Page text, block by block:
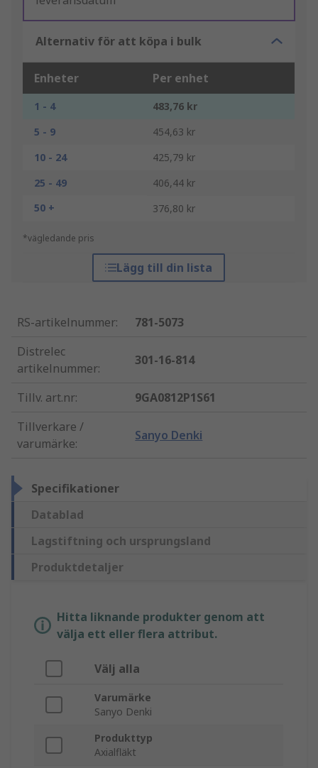
Alternativ för att köpa i bulk
Enheter Per enhet
1 - 4
483,76 kr
5 - 9
454,63 kr
10 - 24
425,79 kr
25 - 49
406,44 kr
50 +
376,80 kr
*vägledande pris
Lägg till din lista
RS-artikelnummer:
781-5073
Distrelec
artikelnummer:
301-16-814
Tillv. art.nr:
9GA0812P1S61
Tillverkare /
varumärke:
Sanyo Denki
Specifikationer
Datablad
Lagstiftning och ursprungsland
Produktdetaljer
Hitta liknande produkter genom att
välja ett eller flera attribut.
Välj alla
Varumärke
Sanyo Denki
Produkttyp
Axialfläkt